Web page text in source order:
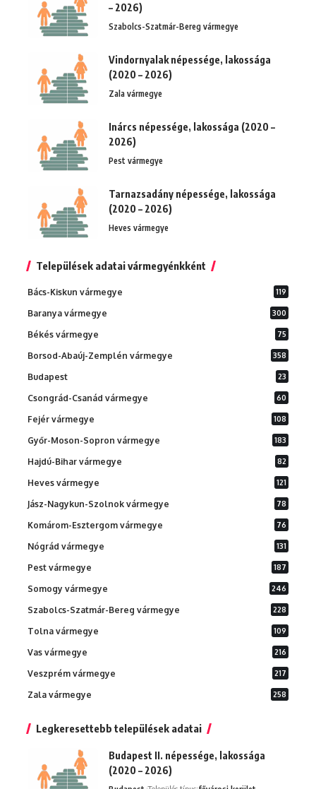
– 2026)
Szabolcs-Szatmár-Bereg vármegye
Vindornyalak népessége, lakossága
(2020 – 2026)
Zala vármegye
Inárcs népessége, lakossága (2020 –
2026)
Pest vármegye
Tarnazsadány népessége, lakossága
(2020 – 2026)
Heves vármegye
Települések adatai vármegyénkként
Bács-Kiskun vármegye 119
Baranya vármegye 300
Békés vármegye 75
Borsod-Abaúj-Zemplén vármegye 358
Budapest 23
Csongrád-Csanád vármegye 60
Fejér vármegye 108
Győr-Moson-Sopron vármegye 183
Hajdú-Bihar vármegye 82
Heves vármegye 121
Jász-Nagykun-Szolnok vármegye 78
Komárom-Esztergom vármegye 76
Nógrád vármegye 131
Pest vármegye 187
Somogy vármegye 246
Szabolcs-Szatmár-Bereg vármegye 228
Tolna vármegye 109
Vas vármegye 216
Veszprém vármegye 217
Zala vármegye 258
Legkeresettebb települések adatai
Budapest II. népessége, lakossága
(2020 – 2026)